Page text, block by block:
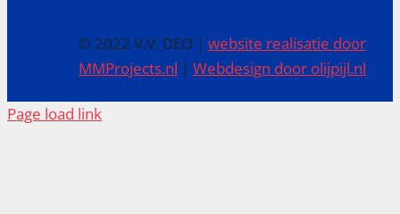
© 2022 V.V. DEO |website realisatie door
MMProjects.nl |Webdesign door olijpijl.nl
Page load link